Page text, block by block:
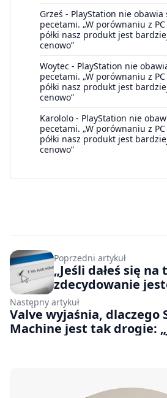
Grześ - PlayStation nie obawia
pecetami. „W porównaniu z
półki nasz produkt jest
cenowo”
Woytec - PlayStation nie
pecetami. „W porównaniu z
półki nasz produkt jest
cenowo”
Karololo - PlayStation nie
pecetami. „W porównaniu z
półki nasz produkt jest
cenowo”
Poprzedni artykuł
„Jeśli dałeś się
zdecydowanie
ClickFix to groźny
łatwo uniknąć
Następny artykuł
Valve wyjaśnia, dlaczego
Machine jest tak drogie: